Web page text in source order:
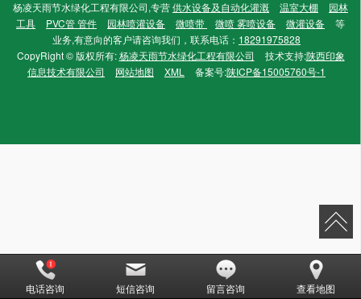
杨凌天雨节水绿化工程有限公司,专营供水设备及自动化灌溉 温室大棚
园林
工具
PVC管 管件 园林喷灌设备 微喷带 微喷 雾喷设备 微灌设备
等
业务,有意向的客户请咨询我们，联系电话： 18291975828
CopyRight © 版权所有:杨凌天雨节水绿化工程有限公司 技术支持:陕西印象
信息技术有限公司
网站地图 XML 备案号:陕ICP备15005760号-1
电话咨询 短信咨询 留言咨询 查看地图